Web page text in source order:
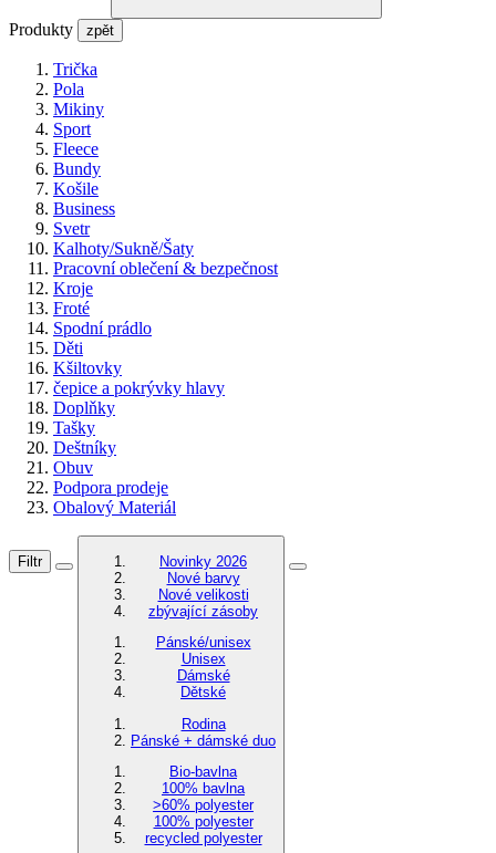
Produkty zpět
Trička
Pola
Mikiny
Sport
Fleece
Bundy
Košile
Business
Svetr
Kalhoty/Sukně/Šaty
Pracovní oblečení & bezpečnost
Kroje
Froté
Spodní prádlo
Děti
Kšiltovky
čepice a pokrývky hlavy
Doplňky
Tašky
Deštníky
Obuv
Podpora prodeje
Obalový Materiál
Filtr
Novinky 2026
Nové barvy
Nové velikosti
zbývající zásoby
Pánské/unisex
Unisex
Dámské
Dětské
Rodina
Pánské + dámské duo
Bio-bavlna
100% bavlna
>60% polyester
100% polyester
recycled polyester